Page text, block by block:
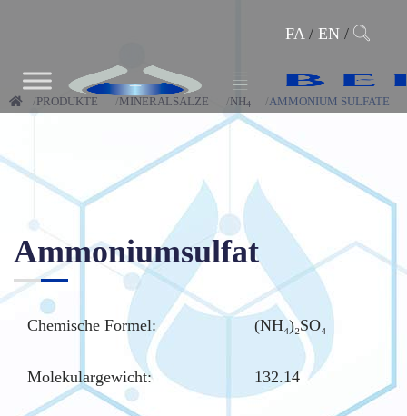
FA/ EN/
PRODUKTE MINERALSALZE NH4 AMMONIUM SULFATE
Ammoniumsulfat
Chemische Formel: (NH₄)₂SO₄
Molekulargewicht: 132.14